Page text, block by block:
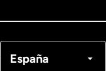
España